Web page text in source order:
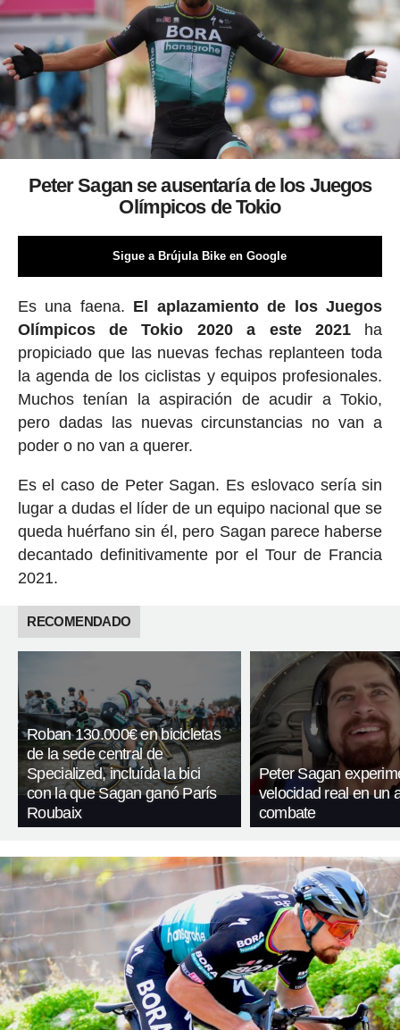
Peter Sagan se ausentaría de los Juegos
Olímpicos de Tokio
Sigue a Brújula Bike en Google
Es una faena. El aplazamiento de los Juegos
Olímpicos de Tokio 2020 a este 2021ha
propiciado que las nuevas fechas replanteen toda
la agenda de los ciclistas y equipos profesionales.
Muchos tenían la aspiración de acudir a Tokio,
pero dadas las nuevas circunstancias no van a
poder o no van a querer.
Es el caso de Peter Sagan. Es eslovaco sería sin
lugar a dudas el líder de un equipo nacional que se
queda huérfano sin él, pero Sagan parece haberse
decantado definitivamente por el Tour de Francia
2021.
RECOMENDADO
Roban 130.000€ en bicicletas
de la sede central de
Specialized, incluída la bici
con la que Sagan ganó París
Roubaix
Peter Sagan
velocidad real en un
combate